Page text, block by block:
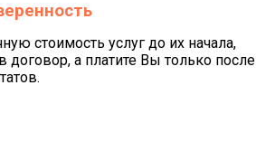
стоимость услуг до их начала,
а платите Вы только после